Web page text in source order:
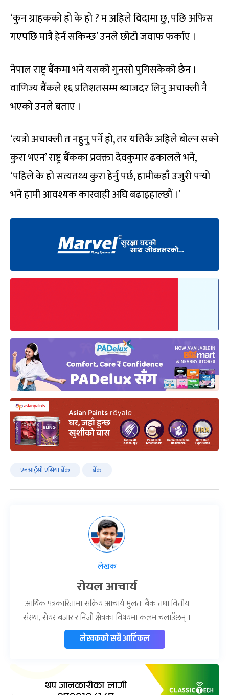
‘कुन ग्राहकको हो के हो ? म अहिले विदामा छु, पछि अफिस
गएपछि मात्रै हेर्न सकिन्छ’ उनले छोटो जवाफ फर्काए ।
नेपाल राष्ट्र बैंकमा भने यसको गुनसो पुगिसकेको छैन ।
वाणिज्य बैंकले १६ प्रतिशतसम्म ब्याजदर लिनु अचाक्ली नै
भएको उनले बताए ।
‘त्यत्रो अचाक्ली त नहुनु पर्ने हो, तर यत्तिकै अहिले बोल्न सक्ने
कुरा भएन’ राष्ट्र बैंकका प्रवक्ता देवकुमार ढकालले भने,
‘पहिले के हो सत्यतथ्य कुरा हेर्नु पर्छ, हामीकहाँ उजुरी पर्‍यो
भने हामी आवश्यक कारवाही अघि बढाइहाल्छौं ।’
एनआईसी एसिया बैंक बैंक
लेखक
रोयल आचार्य
आर्थिक पत्रकारितामा सक्रिय आचार्य मुलतः बैंक तथा वित्तीय
संस्था, सेयर बजार र निजी क्षेत्रका विषयमा कलम चलाउँछन् ।
लेखकको सबै आर्टिकल